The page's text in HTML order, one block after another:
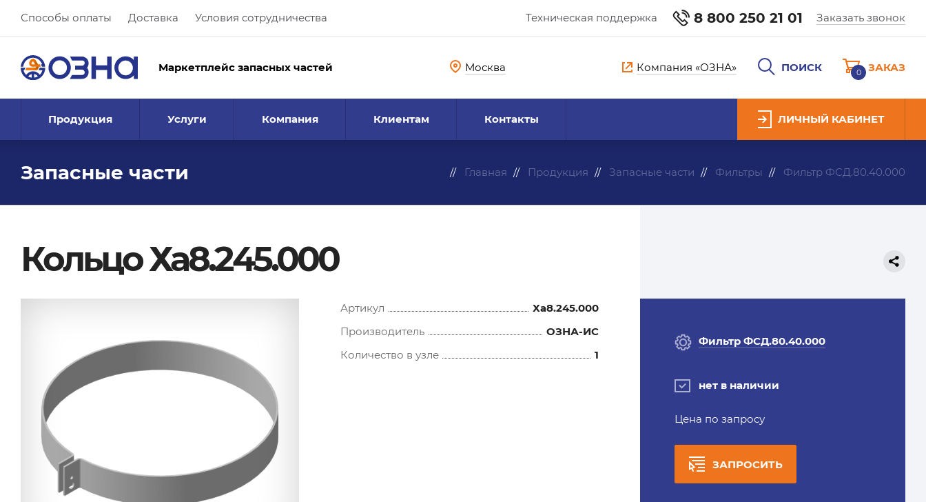
Способы оплаты Доставка Условия сотрудничества Техническая поддержка 8 800 250 21 01 Заказать звонок
Маркетплейс запасных частей Москва Компания «ОЗНА» ПОИСК 0 ЗАКАЗ
Продукция Услуги Компания Клиентам Контакты ЛИЧНЫЙ КАБИНЕТ
Запасные части Главная Продукция Запасные части Фильтры Фильтр ФСД.80.40.000
Кольцо Ха8.245.000
Артикул
Ха8.245.000
Производитель
ОЗНА-ИС
Количество в узле
1
Фильтр ФСД.80.40.000
нет в наличии
Цена по запросу
ЗАПРОСИТЬ